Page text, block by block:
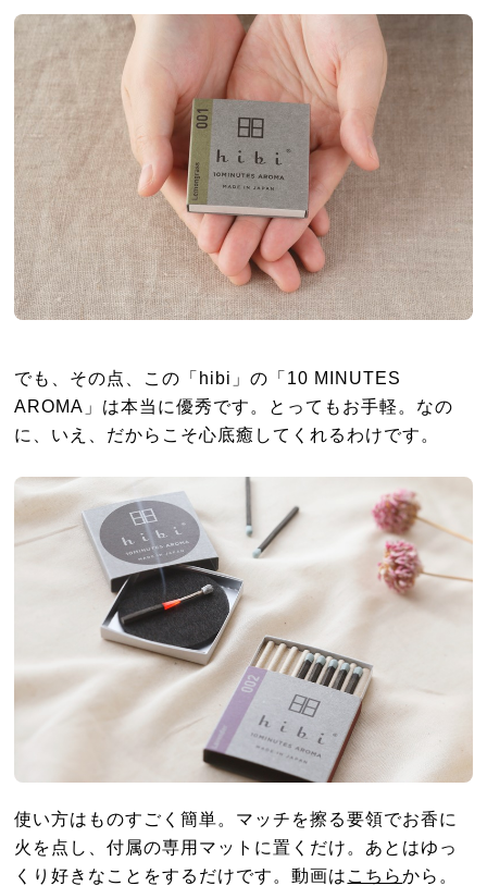
でも、その点、この「hibi」の「10 MINUTES
AROMA」は本当に優秀です。とってもお手軽。なの
に、いえ、だからこそ心底癒してくれるわけです。
使い方はものすごく簡単。マッチを擦る要領でお香に
火を点し、付属の専用マットに置くだけ。あとはゆっ
くり好きなことをするだけです。動画は こちらから。